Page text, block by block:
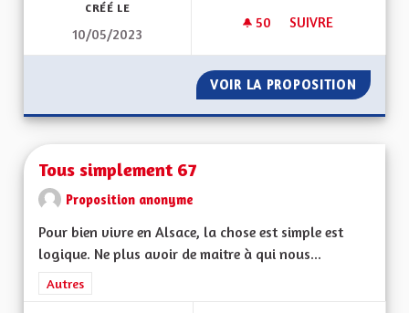
CRÉÉ LE
10/05/2023
50 50 ABONNÉS
SUIVRE
VOIR LA PROPOSITION
Tous simplement 67
Proposition anonyme
Pour bien vivre en Alsace, la chose est simple est
logique. Ne plus avoir de maitre à qui nous...
Filtrer les résultats de la catégorie : Autres
Autres